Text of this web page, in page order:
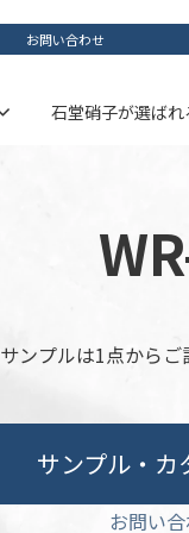
お問い合わせ
石堂硝子が選ばれ
サンプルは1点から
サンプル・カ
お問い